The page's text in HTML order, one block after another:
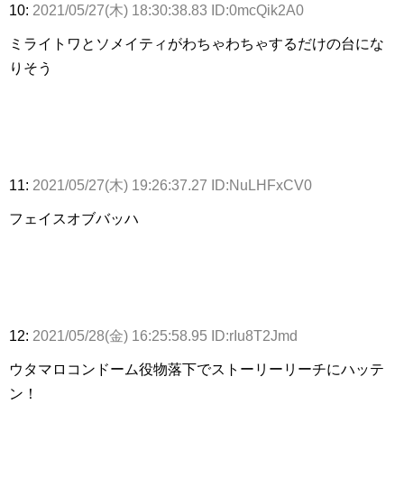
10: 2021/05/27(木) 18:30:38.83 ID:0mcQik2A0
ミライトワとソメイティがわちゃわちゃするだけの台にな
りそう
11: 2021/05/27(木) 19:26:37.27 ID:NuLHFxCV0
フェイスオブバッハ
12: 2021/05/28(金) 16:25:58.95 ID:rIu8T2Jmd
ウタマロコンドーム役物落下でストーリーリーチにハッテ
ン！